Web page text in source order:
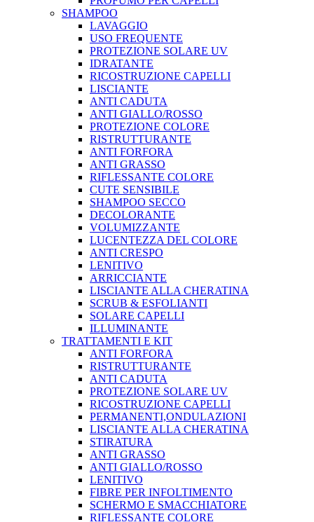
SHAMPOO
LAVAGGIO
USO FREQUENTE
PROTEZIONE SOLARE UV
IDRATANTE
RICOSTRUZIONE CAPELLI
LISCIANTE
ANTI CADUTA
ANTI GIALLO/ROSSO
PROTEZIONE COLORE
RISTRUTTURANTE
ANTI FORFORA
ANTI GRASSO
RIFLESSANTE COLORE
CUTE SENSIBILE
SHAMPOO SECCO
DECOLORANTE
VOLUMIZZANTE
LUCENTEZZA DEL COLORE
ANTI CRESPO
LENITIVO
ARRICCIANTE
LISCIANTE ALLA CHERATINA
SCRUB & ESFOLIANTI
SOLARE CAPELLI
ILLUMINANTE
TRATTAMENTI E KIT
ANTI FORFORA
RISTRUTTURANTE
ANTI CADUTA
PROTEZIONE SOLARE UV
RICOSTRUZIONE CAPELLI
PERMANENTI,ONDULAZIONI
LISCIANTE ALLA CHERATINA
STIRATURA
ANTI GRASSO
ANTI GIALLO/ROSSO
LENITIVO
FIBRE PER INFOLTIMENTO
SCHERMO E SMACCHIATORE
RIFLESSANTE COLORE